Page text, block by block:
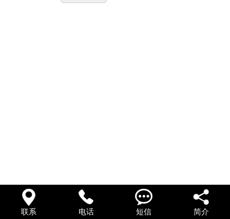

联系

电话

短信

简介